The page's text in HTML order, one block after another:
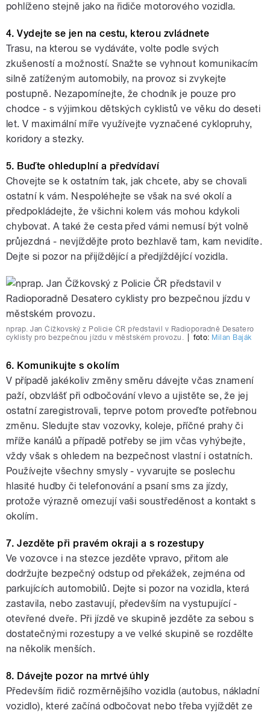
pohlíženo stejně jako na řidiče motorového vozidla.
4. Vydejte se jen na cestu, kterou zvládnete
Trasu, na kterou se vydáváte, volte podle svých
zkušeností a možností. Snažte se vyhnout komunikacím
silně zatíženým automobily, na provoz si zvykejte
postupně. Nezapomínejte, že chodník je pouze pro
chodce - s výjimkou dětských cyklistů ve věku do deseti
let. V maximální míře využívejte vyznačené cyklopruhy,
koridory a stezky.
5. Buďte ohleduplní a předvídaví
Chovejte se k ostatním tak, jak chcete, aby se chovali
ostatní k vám. Nespoléhejte se však na své okolí a
předpokládejte, že všichni kolem vás mohou kdykoli
chybovat. A také že cesta před vámi nemusí být volně
průjezdná - nevjíždějte proto bezhlavě tam, kam nevidíte.
Dejte si pozor na přijíždějící a předjíždějící vozidla.
nprap. Jan Čížkovský z Policie ČR představil v Radioporadně Desatero
cyklisty pro bezpečnou jízdu v městském provozu.
foto: Milan Baják
6. Komunikujte s okolím
V případě jakékoliv změny směru dávejte včas znamení
paží, obzvlášť při odbočování vlevo a ujistěte se, že jej
ostatní zaregistrovali, teprve potom proveďte potřebnou
změnu. Sledujte stav vozovky, koleje, příčné prahy či
mříže kanálů a případě potřeby se jim včas vyhýbejte,
vždy však s ohledem na bezpečnost vlastní i ostatních.
Používejte všechny smysly - vyvarujte se poslechu
hlasité hudby či telefonování a psaní sms za jízdy,
protože výrazně omezují vaši soustředěnost a kontakt s
okolím.
7. Jezděte při pravém okraji a s rozestupy
Ve vozovce i na stezce jezděte vpravo, přitom ale
dodržujte bezpečný odstup od překážek, zejména od
parkujících automobilů. Dejte si pozor na vozidla, která
zastavila, nebo zastavují, především na vystupující -
otevřené dveře. Při jízdě ve skupině jezděte za sebou s
dostatečnými rozestupy a ve velké skupině se rozdělte
na několik menších.
8. Dávejte pozor na mrtvé úhly
Především řidič rozměrnějšího vozidla (autobus, nákladní
vozidlo), které začíná odbočovat nebo třeba vyjíždět ze